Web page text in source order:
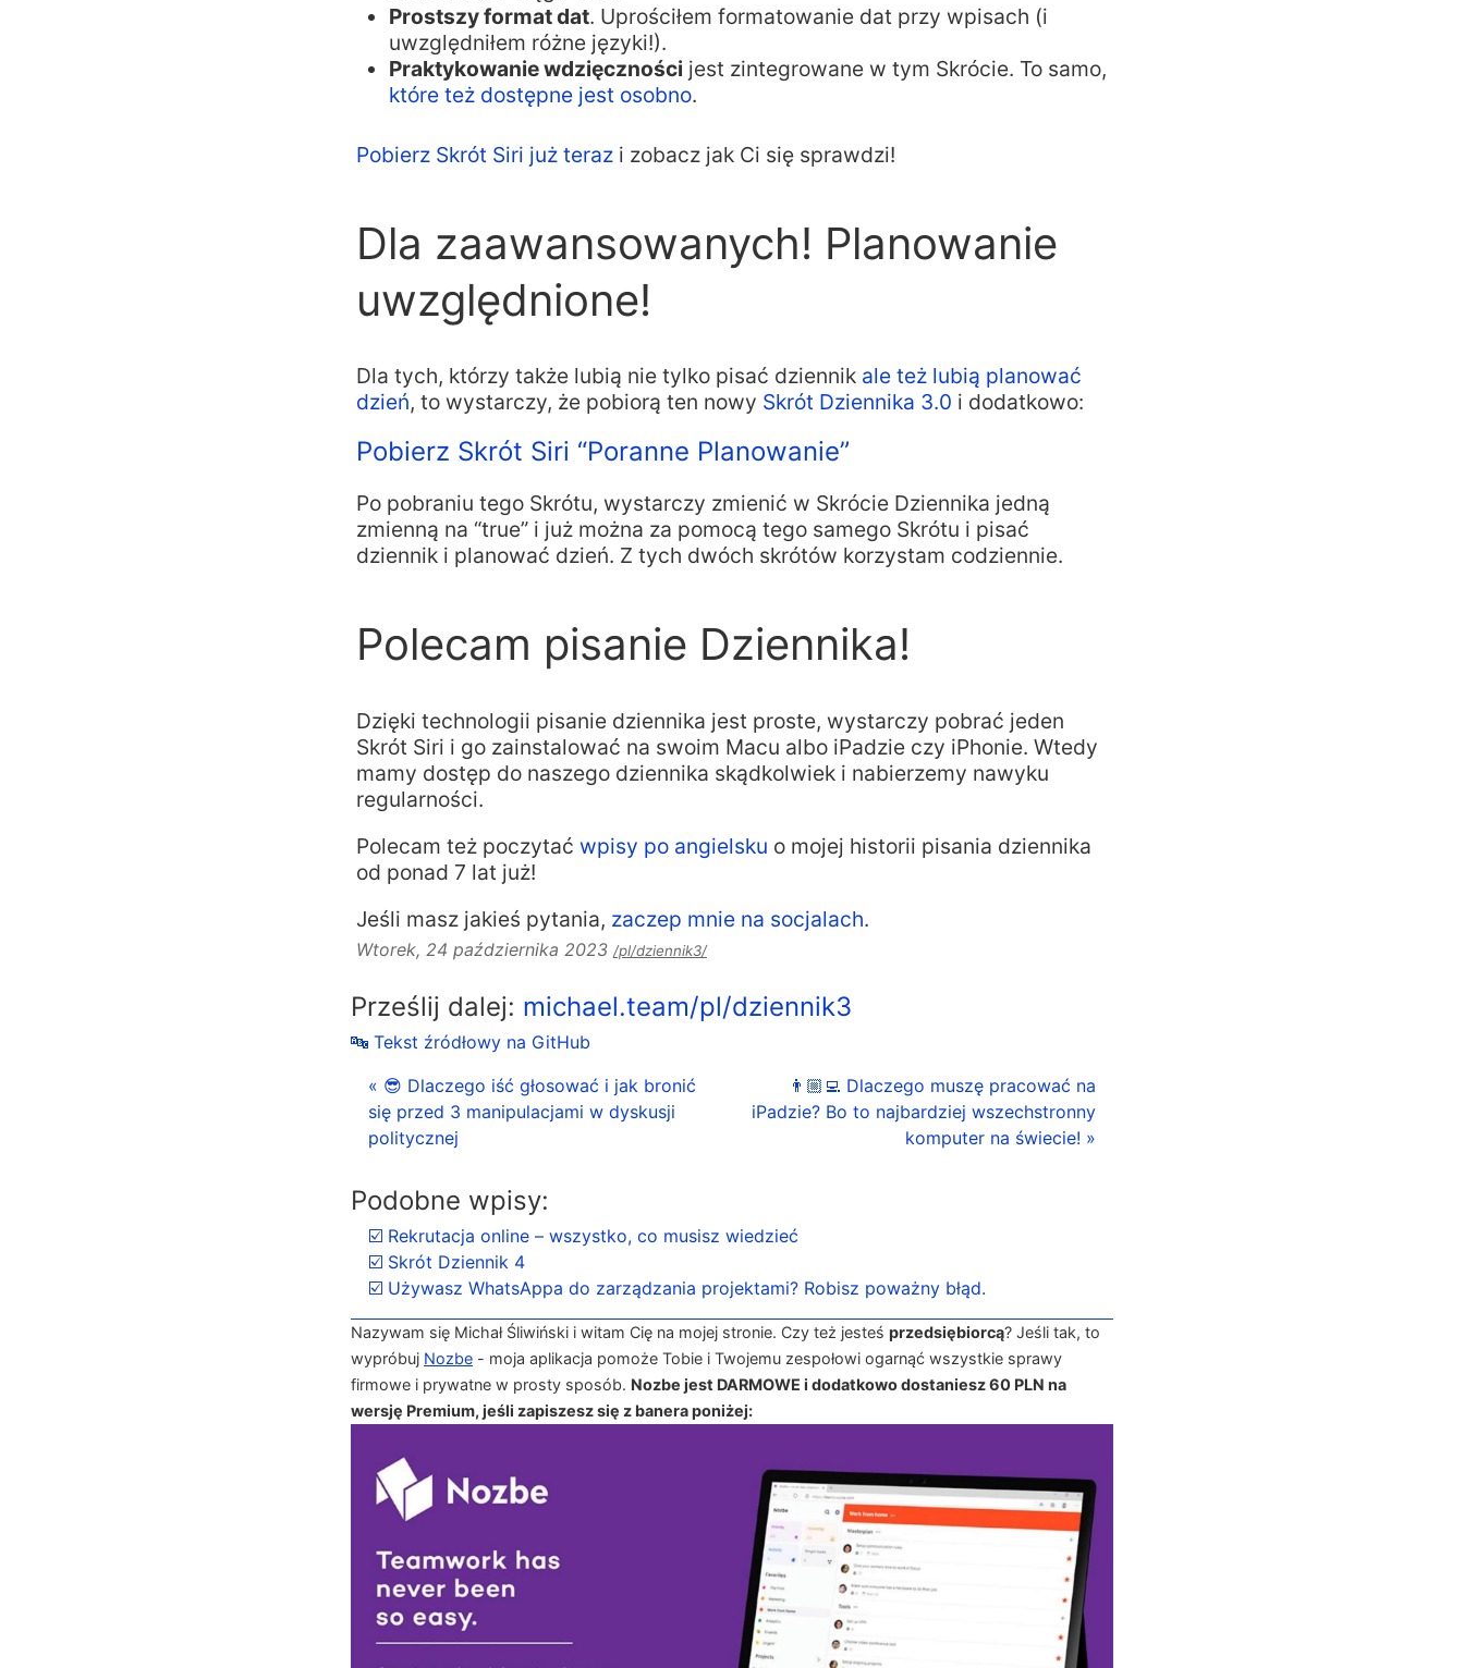
Prostszy format dat. Uprościłem formatowanie dat przy wpisach (i
uwzględniłem różne języki!).
Praktykowanie wdzięczności jest zintegrowane w tym Skrócie. To samo,
które też dostępne jest osobno.
Pobierz Skrót Siri już teraz i zobacz jak Ci się sprawdzi!
Dla zaawansowanych! Planowanie
uwzględnione!
Dla tych, którzy także lubią nie tylko pisać dziennik ale też lubią planować
dzień, to wystarczy, że pobiorą ten nowy Skrót Dziennika 3.0 i dodatkowo:
Pobierz Skrót Siri “Poranne Planowanie”
Po pobraniu tego Skrótu, wystarczy zmienić w Skrócie Dziennika jedną
zmienną na “true” i już można za pomocą tego samego Skrótu i pisać
dziennik i planować dzień. Z tych dwóch skrótów korzystam codziennie.
Polecam pisanie Dziennika!
Dzięki technologii pisanie dziennika jest proste, wystarczy pobrać jeden
Skrót Siri i go zainstalować na swoim Macu albo iPadzie czy iPhonie. Wtedy
mamy dostęp do naszego dziennika skądkolwiek i nabierzemy nawyku
regularności.
Polecam też poczytać wpisy po angielsku o mojej historii pisania dziennika
od ponad 7 lat już!
Jeśli masz jakieś pytania, zaczep mnie na socjalach.
Wtorek, 24 października 2023 /pl/dziennik3/
Prześlij dalej: michael.team/pl/dziennik3
🔤 Tekst źródłowy na GitHub
« 😎 Dlaczego iść głosować i jak bronić
się przed 3 manipulacjami w dyskusji
politycznej
👨🏼‍💻 Dlaczego muszę pracować na
iPadzie? Bo to najbardziej wszechstronny
komputer na świecie! »
Podobne wpisy:
☑️ Rekrutacja online – wszystko, co musisz wiedzieć
☑️ Skrót Dziennik 4
☑️ Używasz WhatsAppa do zarządzania projektami? Robisz poważny błąd.
Nazywam się Michał Śliwiński i witam Cię na mojej stronie. Czy też jesteś przedsiębiorcą? Jeśli tak, to
wypróbuj Nozbe - moja aplikacja pomoże Tobie i Twojemu zespołowi ogarnąć wszystkie sprawy
firmowe i prywatne w prosty sposób. Nozbe jest DARMOWE i dodatkowo dostaniesz 60 PLN na
wersję Premium, jeśli zapiszesz się z banera poniżej: